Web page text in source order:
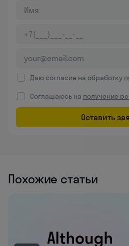
Даю согласие на обработку
Соглашаюсь на получение
Оставить
Похожие статьи